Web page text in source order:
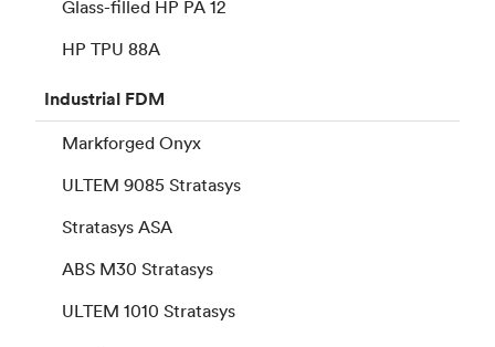
Glass-filled HP PA 12
HP TPU 88A
Industrial FDM
Markforged Onyx
ULTEM 9085 Stratasys
Stratasys ASA
ABS M30 Stratasys
ULTEM 1010 Stratasys